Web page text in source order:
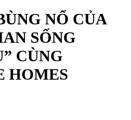
NỔ CỦA
SỐNG
CÙNG
HOMES